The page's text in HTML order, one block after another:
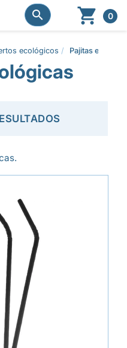

  0
ecológicos Pajitas